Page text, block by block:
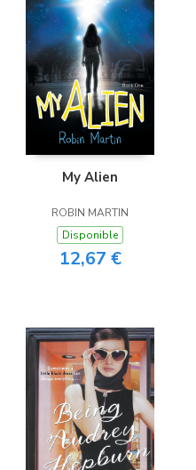
My Alien
ROBIN MARTIN
Disponible
12,67 €